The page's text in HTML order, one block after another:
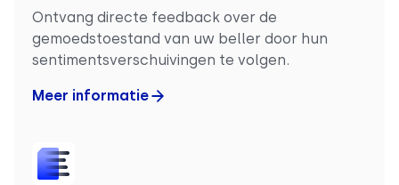
Ontvang directe feedback over de
gemoedstoestand van uw beller door hun
sentimentsverschuivingen te volgen.
Meer informatie